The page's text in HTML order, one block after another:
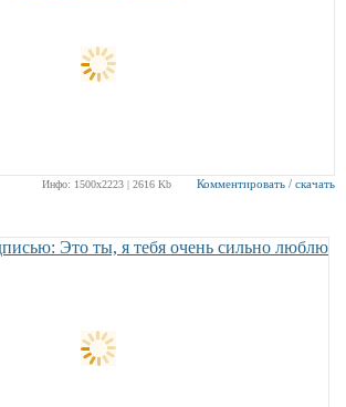
Инфо: 1500х2223 | 2616 Kb Комментировать / скачать